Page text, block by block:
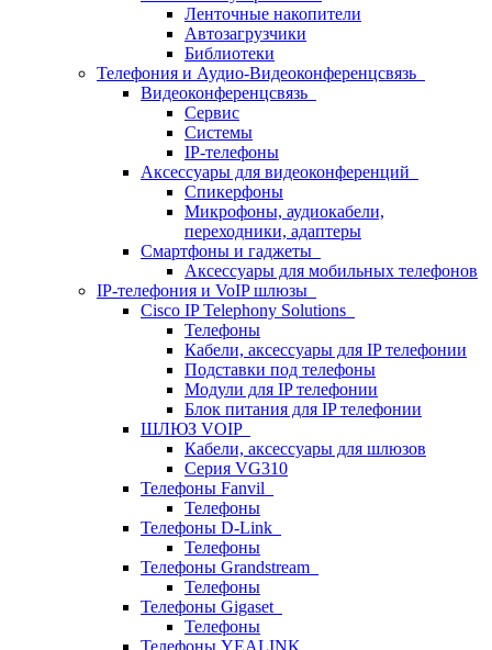
Ленточные накопители
Автозагрузчики
Библиотеки
Телефония и Аудио-Видеоконференцсвязь
Видеоконференцсвязь
Сервис
Системы
IP-телефоны
Аксессуары для видеоконференций
Спикерфоны
Микрофоны, аудиокабели,
переходники, адаптеры
Смартфоны и гаджеты
Аксессуары для мобильных телефонов
IP-телефония и VoIP шлюзы
Cisco IP Telephony Solutions
Телефоны
Кабели, аксессуары для IP телефонии
Подставки под телефоны
Модули для IP телефонии
Блок питания для IP телефонии
ШЛЮЗ VOIP
Кабели, аксессуары для шлюзов
Серия VG310
Телефоны Fanvil
Телефоны
Телефоны D-Link
Телефоны
Телефоны Grandstream
Телефоны
Телефоны Gigaset
Телефоны
Телефоны YEALINK